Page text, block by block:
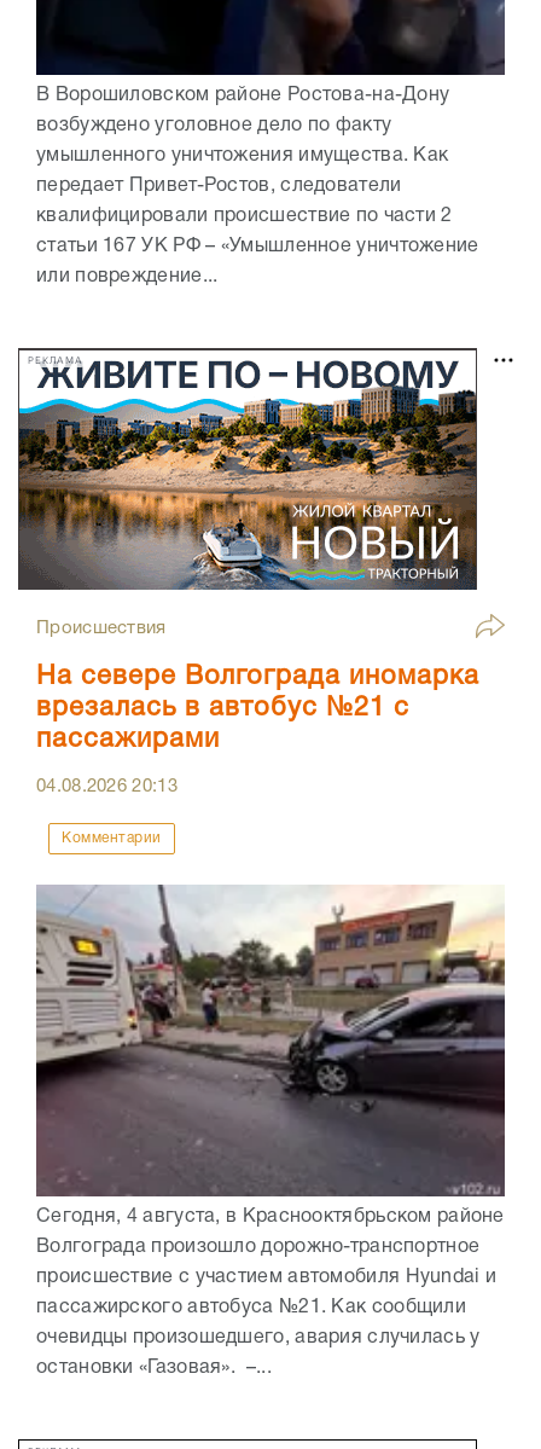
В Ворошиловском районе Ростова-на-Дону
возбуждено уголовное дело по факту
умышленного уничтожения имущества. Как
передает Привет-Ростов, следователи
квалифицировали происшествие по части 2
статьи 167 УК РФ – «Умышленное уничтожение
или повреждение...
РЕКЛАМА
Происшествия
На севере Волгограда иномарка
врезалась в автобус №21 с
пассажирами
04.08.202620:13
Комментарии
Сегодня, 4 августа, в Краснооктябрьском районе
Волгограда произошло дорожно-транспортное
происшествие с участием автомобиля Hyundai и
пассажирского автобуса №21. Как сообщили
очевидцы произошедшего, авария случилась у
остановки «Газовая». –...